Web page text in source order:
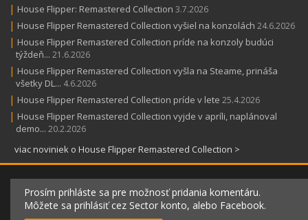
| House Flipper: Remastered Collection 3.7.2026
| House Flipper Remastered Collection vyšiel na konzolách 24.6.2026
| House Flipper Remastered Collection príde na konzoly budúci
týždeň... 21.6.2026
| House Flipper Remastered Collection vyšla na Steame, prináša
všetky DL... 4.6.2026
| House Flipper Remastered Collection príde v lete 25.4.2026
| House Flipper Remastered Collection vyjde v apríli, naplánoval
demo... 20.2.2026
viac noviniek o House Flipper Remastered Collection >
Prosím prihláste sa pre možnosť pridania komentáru.
Môžete sa prihlásiť cez Sector konto, alebo Facebook.